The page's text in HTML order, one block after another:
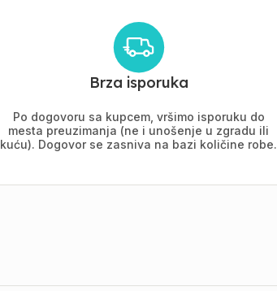
Brza isporuka
Po dogovoru sa kupcem, vršimo isporuku do
mesta preuzimanja (ne i unošenje u zgradu ili
kuću). Dogovor se zasniva na bazi količine robe.